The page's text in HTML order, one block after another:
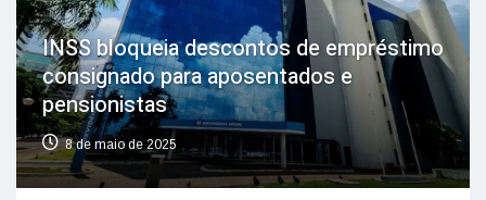
INSS bloqueia descontos de empréstimo
consignado para aposentados e
pensionistas
8 de maio de 2025